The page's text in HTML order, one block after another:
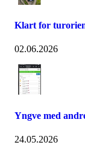
Klart for
02.06.2026
Yngve med
24.05.2026